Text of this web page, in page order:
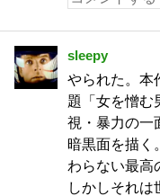
sleepy
やられた。本
題「女を憎む
視・暴力の一
暗黒面を描く
わらない最高
しかしそれは